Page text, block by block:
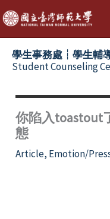
Skip
to
content
學生事務處┆學生輔
Student Counseling
你陷入toastout
態
Article, Emotion/